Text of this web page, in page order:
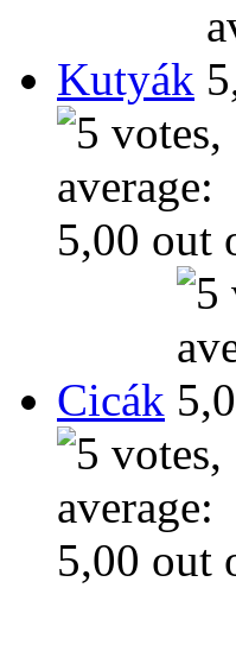
Kutyák
Cicák